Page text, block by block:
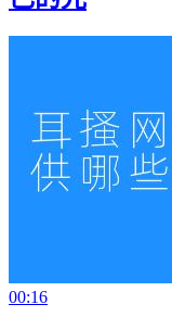
00:16